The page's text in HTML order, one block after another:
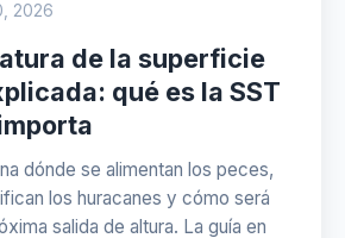
2026
de la superficie
qué es la SST
dónde se alimentan los peces,
los huracanes y cómo será
salida de altura. La guía en